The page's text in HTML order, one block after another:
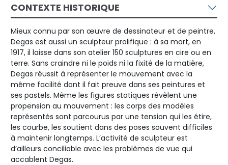
CONTEXTE HISTORIQUE
Mieux connu par son œuvre de dessinateur et de peintre,
Degas est aussi un sculpteur prolifique : à sa mort, en
1917, il laisse dans son atelier 150 sculptures en cire ou en
terre. Sans craindre ni le poids ni la fixité de la matière,
Degas réussit à représenter le mouvement avec la
même facilité dont il fait preuve dans ses peintures et
ses pastels. Même les figures statiques révèlent une
propension au mouvement : les corps des modèles
représentés sont parcourus par une tension qui les étire,
les courbe, les soutient dans des poses souvent difficiles
à maintenir longtemps. L’activité de sculpteur est
d’ailleurs conciliable avec les problèmes de vue qui
accablent Degas.